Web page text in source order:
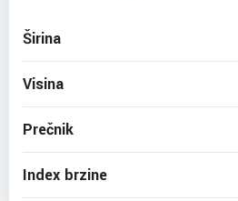
Širina
Visina
Prečnik
Index brzine